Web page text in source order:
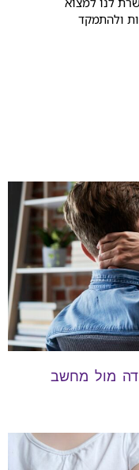
ולהתמקד
מול מחשב